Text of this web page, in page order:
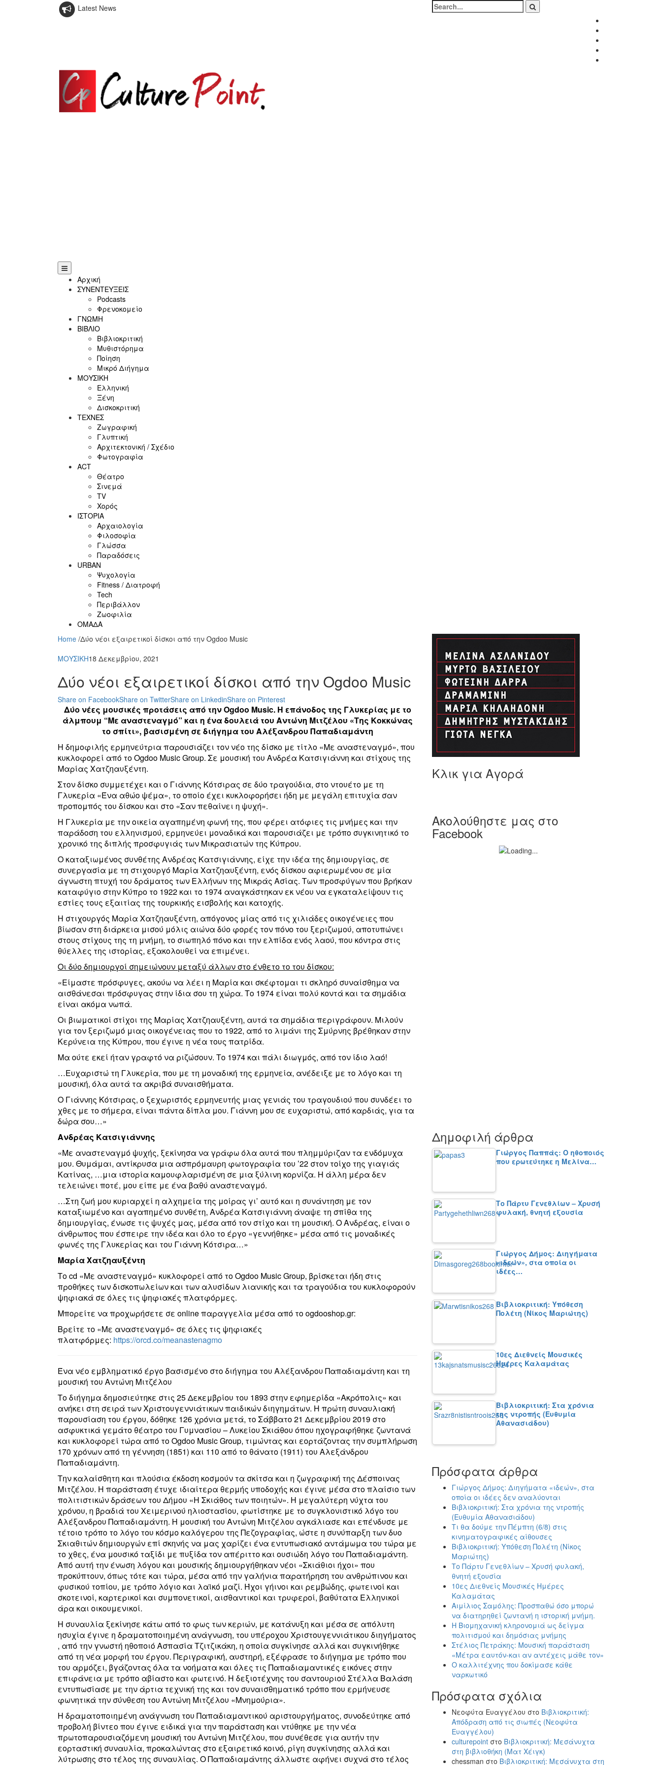
Latest News
Search
for:
Αρχική
ΣΥΝΕΝΤΕΥΞΕΙΣ
Podcasts
Φρενοκομείο
ΓΝΩΜΗ
ΒΙΒΛΙΟ
Βιβλιοκριτική
Μυθιστόρημα
Ποίηση
Μικρό Διήγημα
ΜΟΥΣΙΚΗ
Ελληνική
Ξένη
Δισκοκριτική
ΤΕΧΝΕΣ
Ζωγραφική
Γλυπτική
Αρχιτεκτονική / Σχέδιο
Φωτογραφία
ACT
Θέατρο
Σινεμά
ΤV
Χορός
ΙΣΤΟΡΙΑ
Αρχαιολογία
Φιλοσοφία
Γλώσσα
Παραδόσεις
URBAN
Ψυχολογία
Fitness / Διατροφή
Tech
Περιβάλλον
Ζωοφιλία
ΟΜΑΔΑ
Home /Δύο νέοι εξαιρετικοί δίσκοι από την Ogdoo Music
ΜΟΥΣΙΚΗ18 Δεκεμβρίου, 2021
Δύο νέοι εξαιρετικοί δίσκοι από την Ogdoo Music
Share on FacebookShare on TwitterShare on LinkedinShare on Pinterest
Δύο νέες μουσικές προτάσεις από την Ogdoo Music. Η επάνοδος της Γλυκερίας με το
άλμπουμ “Με αναστεναγμό” και η ένα δουλειά του Αντώνη Μιτζέλου «Της Κοκκώνας
το σπίτι», βασισμένη σε διήγημα του Αλέξανδρου Παπαδιαμάντη
Η δημοφιλής ερμηνεύτρια παρουσιάζει τον νέο της δίσκο με τίτλο «Με αναστεναγμό», που
κυκλοφορεί από τοOgdoo Music Group. Σε μουσική του Ανδρέα Κατσιγιάννη και στίχους της
Μαρίας Χατζηαυξέντη.
Στον δίσκο συμμετέχει και ο Γιάννης Κότσιρας σε δύο τραγούδια, στο ντουέτο με τη
Γλυκερία «Ένα αθώο ψέμα», το οποίο έχει κυκλοφορήσει ήδη με μεγάλη επιτυχία σαν
προπομπός του δίσκου και στο «Σαν πεθαίνει η ψυχή».
Η Γλυκερία με την οικεία αγαπημένη φωνή της, που φέρει ατόφιες τις μνήμες και την
παράδοση του ελληνισμού, ερμηνεύει μοναδικά και παρουσιάζει με τρόπο συγκινητικό το
χρονικό της διπλής προσφυγιάς των Μικρασιατών της Κύπρου.
O καταξιωμένος συνθέτης Ανδρέας Κατσιγιάννης, είχε την ιδέα της δημιουργίας, σε
συνεργασία με τη στιχουργό Μαρία Χατζηαυξέντη, ενός δίσκου αφιερωμένου σε μία
άγνωστη πτυχή του δράματος των Ελλήνων της Μικράς Ασίας. Των προσφύγων που βρήκαν
καταφύγιο στην Κύπρο το 1922 και το 1974 αναγκάστηκαν εκ νέου να εγκαταλείψουν τις
εστίες τους εξαιτίας της τουρκικής εισβολής και κατοχής.
Η στιχουργός Μαρία Χατζηαυξέντη, απόγονος μίας από τις χιλιάδες οικογένειες που
βίωσαν στη διάρκεια μισού μόλις αιώνα δύο φορές τον πόνο του ξεριζωμού, αποτυπώνει
στους στίχους της τη μνήμη, το σιωπηλό πόνο και την ελπίδα ενός λαού, που κόντρα στις
θύελλες της ιστορίας, εξακολουθεί να επιμένει.
Οι δύο δημιουργοί σημειώνουν μεταξύ άλλων στο ένθετο το του δίσκου:
«Είμαστε πρόσφυγες, ακούω να λέει η Μαρία και σκέφτομαι τι σκληρό συναίσθημα να
αισθάνεσαι πρόσφυγας στην ίδια σου τη χώρα. Το 1974 είναι πολύ κοντά και τα σημάδια
είναι ακόμα νωπά.
Οι βιωματικοί στίχοι της Μαρίας Χατζηαυξέντη, αυτά τα σημάδια περιγράφουν. Μιλούν
για τον ξεριζωμό μιας οικογένειας που το 1922, από το λιμάνι της Σμύρνης βρέθηκαν στην
Κερύνεια της Κύπρου, που έγινε η νέα τους πατρίδα.
Μα ούτε εκεί ήταν γραφτό να ριζώσουν. Το 1974 και πάλι διωγμός, από τον ίδιο λαό!
…Ευχαριστώ τη Γλυκερία, που με τη μοναδική της ερμηνεία, ανέδειξε με το λόγο και τη
μουσική, όλα αυτά τα ακριβά συναισθήματα.
Ο Γιάννης Κότσιρας, ο ξεχωριστός ερμηνευτής μιας γενιάς του τραγουδιού που συνδέει το
χθες με το σήμερα, είναι πάντα δίπλα μου. Γιάννη μου σε ευχαριστώ, από καρδιάς, για τα
δώρα σου…»
Ανδρέας Κατσιγιάννης
«Με αναστεναγμό ψυχής, ξεκίνησα να γράφω όλα αυτά που πλημμύριζαν τα ενδόμυχα
μου. Θυμάμαι, αντίκρυσα μια ασπρόμαυρη φωτογραφία του ’22 στον τοίχο της γιαγιάς
Κατίνας, …μια ιστορία καμουφλαρισμένη σε μια ξύλινη κορνίζα. Η άλλη μέρα δεν
τελειώνει ποτέ, μου είπε με ένα βαθύ αναστεναγμό.
…Στη ζωή μου κυριαρχεί η αλχημεία της μοίρας γι’ αυτό και η συνάντηση με τον
καταξιωμένο και αγαπημένο συνθέτη, Ανδρέα Κατσιγιάννη άναψε τη σπίθα της
δημιουργίας, ένωσε τις ψυχές μας, μέσα από τον στίχο και τη μουσική. Ο Ανδρέας, είναι ο
άνθρωπος που έσπειρε την ιδέα και όλο το έργο «γεννήθηκε» μέσα από τις μοναδικές
φωνές της Γλυκερίας και του Γιάννη Κότσιρα…»
Μαρία Χατζηαυξέντη
Τοcd «Με αναστεναγμό» κυκλοφορεί από τοOgdoo Music Group, βρίσκεται ήδη στις
προθήκες των δισκοπωλείων και των αλυσίδων λιανικής και τα τραγούδια του κυκλοφορούν
ψηφιακά σε όλες τις ψηφιακές πλατφόρμες.
Μπορείτε να προχωρήσετε σε onlineπαραγγελία μέσα από τοogdooshop.gr:
Βρείτε το «Με αναστεναγμό» σε όλες τις ψηφιακές
πλατφόρμες: https://orcd.co/meanastenagmo
Ένα νέο εμβληματικό έργο βασισμένο στο διήγημα του Αλέξανδρου Παπαδιαμάντη και τη
μουσική του Αντώνη Μιτζέλου
Το διήγημα δημοσιεύτηκε στις 25 Δεκεμβρίου του 1893 στην εφημερίδα «Ακρόπολις» και
ανήκει στη σειρά των Χριστουγεννιάτικων παιδικών διηγημάτων. Η πρώτη συναυλιακή
παρουσίαση του έργου, δόθηκε 126 χρόνια μετά, το Σάββατο 21 Δεκεμβρίου 2019 στο
ασφυκτικά γεμάτο θέατρο του Γυμνασίου – Λυκείου Σκιάθου όπου ηχογραφήθηκε ζωντανά
και κυκλοφορεί τώρα από τοOgdoo Music Group, τιμώντας και εορτάζοντας την συμπλήρωση
170 χρόνων από τη γέννηση (1851) και 110 από το θάνατο (1911) του Αλεξάνδρου
Παπαδιαμάντη.
Την καλαίσθητη και πλούσια έκδοση κοσμούν τα σκίτσα και η ζωγραφική της Δέσποινας
Μιτζέλου. Η παράσταση έτυχε ιδιαίτερα θερμής υποδοχής και έγινε μέσα στο πλαίσιο των
πολιτιστικών δράσεων του Δήμου «Η Σκιάθος των ποιητών». Η μεγαλύτερη νύχτα του
χρόνου, η βραδιά του Χειμερινού ηλιοστασίου, φωτίστηκε με το συγκλονιστικό λόγο του
Αλέξανδρου Παπαδιαμάντη. Η μουσική του Αντώνη Μιτζέλου αγκάλιασε και επένδυσε με
τέτοιο τρόπο το λόγο του κόσμο καλόγερου της Πεζογραφίας, ώστε η συνύπαρξη των δυο
Σκιαθιτών δημιουργών επί σκηνής να μας χαρίζει ένα εντυπωσιακό αντάμωμα του τώρα με
το χθες, ένα μουσικό ταξίδι με πυξίδα τον απέριττο και ουσιώδη λόγο του Παπαδιαμάντη.
Από αυτή την ένωση λόγου και μουσικής δημιουργήθηκαν νέοι «Σκιάθιοι ήχοι» που
προκύπτουν, όπως τότε και τώρα, μέσα από την γαλήνια παρατήρηση του ανθρώπινου και
φυσικού τοπίου, με τρόπο λόγιο και λαϊκό μαζί. Ήχοι γήινοι και ρεμβώδης, φωτεινοί και
σκοτεινοί, καρτερικοί και συμπονετικοί, αισθαντικοί και τρυφεροί, βαθύτατα Ελληνικοί
άρα και οικουμενικοί.
Η συναυλία ξεκίνησε κάτω από το φως των κεριών, με κατάνυξη και μέσα σε απόλυτη
ησυχία έγινε η δραματοποιημένη ανάγνωση, του υπέροχου Χριστουγεννιάτικου διηγήματος
, από την γνωστή ηθοποιό Ασπασία Τζιτζικάκη, η οποία συγκίνησε αλλά και συγκινήθηκε
από τη νέα μορφή του έργου. Περιγραφική, αυστηρή, εξέφρασε το διήγημα με τρόπο που
του αρμόζει, βγάζοντας όλα τα νοήματα και όλες τις Παπαδιαμαντικές εικόνες στην
επιφάνεια με τρόπο αβίαστο και φωτεινό. Η δεξιοτέχνης του σαντουριού Στέλλα Βαλάση
εντυπωσίασε με την άρτια τεχνική της και τον συναισθηματικό τρόπο που ερμήνευσε
φωνητικά την σύνθεση του Αντώνη Μιτζέλου «Μνημούρια».
Η δραματοποιημένη ανάγνωση του Παπαδιαμαντικού αριστουργήματος, συνοδεύτηκε από
προβολή βίντεο που έγινε ειδικά για την παράσταση και ντύθηκε με την νέα
πρωτοπαρουσιαζόμενη μουσική του Αντώνη Μιτζέλου, που συνέθεσε για αυτήν την
εορταστική συναυλία, προκαλώντας στο εξαιρετικό κοινό, ρίγη συγκίνησης αλλά και
λύτρωσης στο τέλος της συναυλίας. Ο Παπαδιαμάντης άλλωστε αφήνει συχνά στο τέλος
Κλικ για Αγορά
Ακολούθηστε μας στο
Facebook
Δημοφιλή άρθρα
Γιώργος Παππάς: Ο ηθοποιός
που ερωτεύτηκε η Μελίνα…
Το Πάρτυ Γενεθλίων – Χρυσή
φυλακή, θνητή εξουσία
Γιώργος Δήμος: Διηγήματα
«ιδεών», στα οποία οι
ιδέες…
Βιβλιοκριτική: Υπόθεση
Πολέτη (Νίκος Μαριώτης)
10ες Διεθνείς Μουσικές
Ημέρες Καλαμάτας
Βιβλιοκριτική: Στα χρόνια
της ντροπής (Ευθυμία
Αθανασιάδου)
Πρόσφατα άρθρα
Γιώργος Δήμος: Διηγήματα «ιδεών», στα
οποία οι ιδέες δεν αναλύονται
Βιβλιοκριτική: Στα χρόνια της ντροπής
(Ευθυμία Αθανασιάδου)
Τι θα δούμε την Πέμπτη (6/8) στις
κινηματογραφικές αίθουσες
Βιβλιοκριτική: Υπόθεση Πολέτη (Νίκος
Μαριώτης)
Το Πάρτυ Γενεθλίων – Χρυσή φυλακή,
θνητή εξουσία
10ες Διεθνείς Μουσικές Ημέρες
Καλαμάτας
Αιμίλιος Σαμόλης: Προσπαθώ όσο μπορώ
να διατηρηθεί ζωντανή η ιστορική μνήμη.
Η Βιομηχανική κληρονομιά ως δείγμα
πολιτισμού και δημόσιας μνήμης
Στέλιος Πετράκης: Μουσική παράσταση
«Μέτρα εαυτόν-και αν αντέχεις μάθε τον»
Ο καλλιτέχνης που δοκίμασε κάθε
ναρκωτικό
Πρόσφατα σχόλια
Νεοφύτα Ευαγγέλου στο Βιβλιοκριτική:
Απόδραση από τις σιωπές (Νεοφύτα
Ευαγγέλου)
culturepoint στο Βιβλιοκριτική: Μεσάνυχτα
στη βιβλιοθήκη (Ματ Χέιγκ)
chessman στο Βιβλιοκριτική: Μεσάνυχτα στη